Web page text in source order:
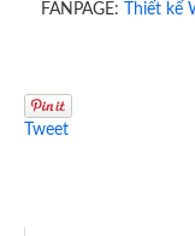
FANPAGE:
Thiết kế
Tweet